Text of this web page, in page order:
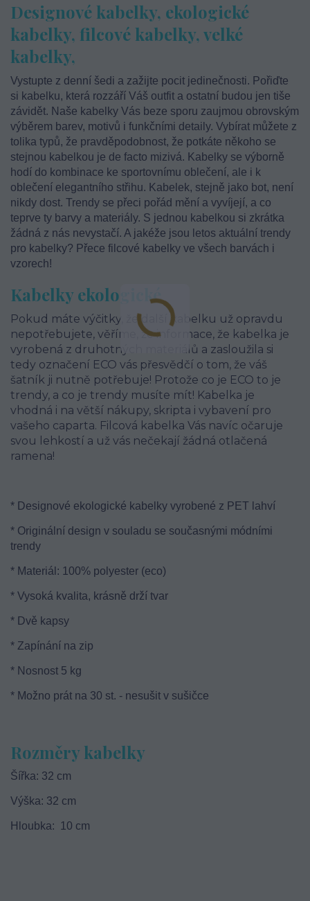
Designové kabelky, ekologické
kabelky, filcové kabelky, velké
kabelky,
Vystupte z denní šedi a zažijte pocit jedinečnosti. Pořiďte
si kabelku, která rozzáří Váš outfit a ostatní budou jen tiše
závidět. Naše kabelky Vás beze sporu zaujmou obrovským
výběrem barev, motivů i funkčními detaily. Vybírat můžete z
tolika typů, že pravděpodobnost, že potkáte někoho se
stejnou kabelkou je de facto mizivá. Kabelky se výborně
hodí do kombinace ke sportovnímu oblečení, ale i k
oblečení elegantního střihu. Kabelek, stejně jako bot, není
nikdy dost. Trendy se přeci pořád mění a vyvíjejí, a co
teprve ty barvy a materiály. S jednou kabelkou si zkrátka
žádná z nás nevystačí. A jakéže jsou letos aktuální trendy
pro kabelky? Přece filcové kabelky ve všech barvách i
vzorech!
Kabelky ekologické
Pokud máte výčitky, že další kabelku už opravdu
nepotřebujete, věříme, že informace, že kabelka je
vyrobená z druhotných materiálů a zasloužila si
tedy označení ECO vás přesvědčí o tom, že váš
šatník ji nutně potřebuje! Protože co je ECO to je
trendy, a co je trendy musíte mít! Kabelka je
vhodná i na větší nákupy, skripta i vybavení pro
vašeho caparta. Filcová kabelka Vás navíc očaruje
svou lehkostí a už vás nečekají žádná otlačená
ramena!
* Designové ekologické kabelky vyrobené z PET lahví
* Originální design v souladu se současnými módními
trendy
* Materiál: 100% polyester (eco)
* Vysoká kvalita, krásně drží tvar
* Dvě kapsy
* Zapínání na zip
* Nosnost 5 kg
* Možno prát na 30 st. - nesušit v sušičce
Rozměry kabelky
Šířka: 32 cm
Výška: 32 cm
Hloubka: 10 cm